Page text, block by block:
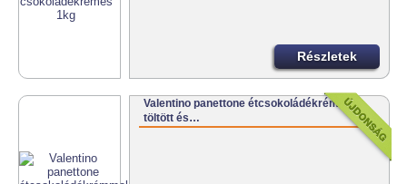
Részletek
Valentino panettone étcsokoládékrémmel
töltött és…